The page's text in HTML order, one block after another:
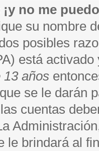
¡y no me
su nombre
posibles
está
13 años
se le darán
cuentas
le brindará al